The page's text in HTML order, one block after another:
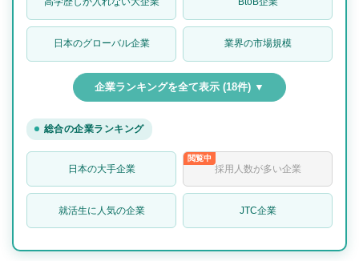
日本のグローバル企業 業界の市場規模
企業ランキングを全て表示 (18件) ▼
総合の企業ランキング
日本の大手企業 採用人数が多い企業
就活生に人気の企業 JTC企業